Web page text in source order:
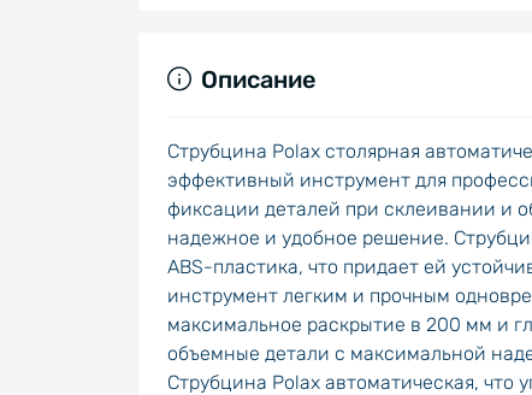
Описание
Струбцина Polax столярная
эффективный инструмент для
фиксации деталей при склеивании и
надежное и удобное решение.
ABS-пластика, что придает ей
инструмент легким и прочным
максимальное раскрытие в 200 мм и
объемные детали с максимальной
Струбцина Polax автоматическая,